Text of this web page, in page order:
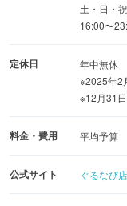
土・日・祝
16:00〜
定休日
年中無休
※2025年2
※12月31
料金・費用 平均予算
公式サイト ぐるなび